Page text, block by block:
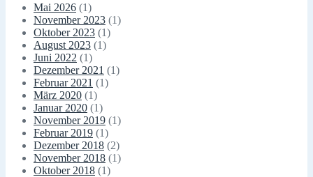
Mai 2026 (1)
November 2023 (1)
Oktober 2023 (1)
August 2023 (1)
Juni 2022 (1)
Dezember 2021 (1)
Februar 2021 (1)
März 2020 (1)
Januar 2020 (1)
November 2019 (1)
Februar 2019 (1)
Dezember 2018 (2)
November 2018 (1)
Oktober 2018 (1)